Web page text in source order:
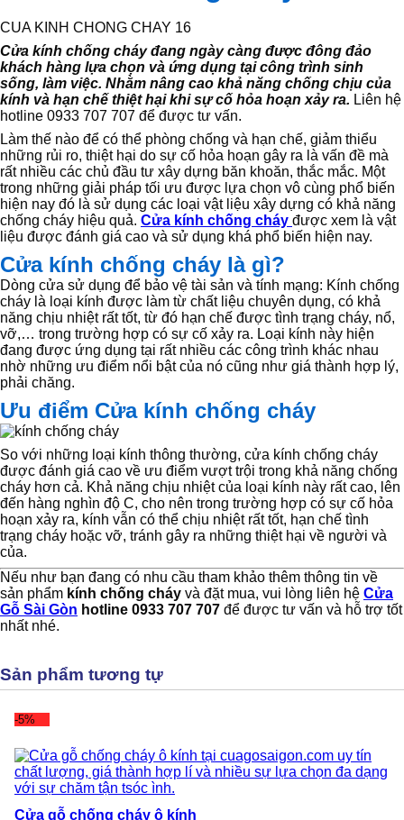
CUA KINH CHONG CHAY 16
Cửa kính chống cháy đang ngày càng được đông đảo
khách hàng lựa chọn và ứng dụng tại công trình sinh
sống, làm việc. Nhằm nâng cao khả năng chống chịu của
kính và hạn chế thiệt hại khi sự cố hỏa hoạn xảy ra. Liên hệ
hotline 0933 707 707 để được tư vấn.
Làm thế nào để có thể phòng chống và hạn chế, giảm thiểu
những rủi ro, thiệt hại do sự cố hỏa hoạn gây ra là vấn đề mà
rất nhiều các chủ đầu tư xây dựng băn khoăn, thắc mắc. Một
trong những giải pháp tối ưu được lựa chọn vô cùng phổ biến
hiện nay đó là sử dụng các loại vật liệu xây dựng có khả năng
chống cháy hiệu quả. Cửa kính chống cháy được xem là vật
liệu được đánh giá cao và sử dụng khá phổ biến hiện nay.
Cửa kính chống cháy là gì?
Dòng cửa sử dụng để bảo vệ tài sản và tính mạng: Kính chống
cháy là loại kính được làm từ chất liệu chuyên dụng, có khả
năng chịu nhiệt rất tốt, từ đó hạn chế được tình trạng cháy, nổ,
vỡ,… trong trường hợp có sự cố xảy ra. Loại kính này hiện
đang được ứng dụng tại rất nhiều các công trình khác nhau
nhờ những ưu điểm nổi bật của nó cũng như giá thành hợp lý,
phải chăng.
Ưu điểm Cửa kính chống cháy
So với những loại kính thông thường, cửa kính chống cháy
được đánh giá cao về ưu điểm vượt trội trong khả năng chống
cháy hơn cả. Khả năng chịu nhiệt của loại kính này rất cao, lên
đến hàng nghìn độ C, cho nên trong trường hợp có sự cố hỏa
hoạn xảy ra, kính vẫn có thể chịu nhiệt rất tốt, hạn chế tình
trạng cháy hoặc vỡ, tránh gây ra những thiệt hại về người và
của.
Nếu như bạn đang có nhu cầu tham khảo thêm thông tin về
sản phẩm kính chống cháy và đặt mua, vui lòng liên hệ Cửa
Gỗ Sài Gòn hotline 0933 707 707 để được tư vấn và hỗ trợ tốt
nhất nhé.
Sản phẩm tương tự
-5%
Cửa gỗ chống cháy ô kính